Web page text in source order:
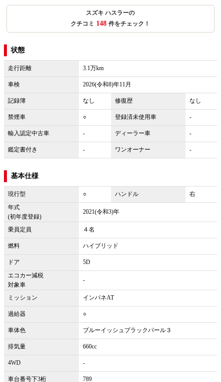
スズキ ハスラーの
クチコミ 148 件をチェック！
状態
走行距離 3.1万km
車検 2026(令和8)年11月
記録簿 なし 修復歴 なし
禁煙車 ○ 登録済未使用車 -
輸入認定中古車 - ディーラー車 -
鑑定書付き - ワンオーナー -
基本仕様
現行型 ○ ハンドル
右
年式
(初年度登録)
2021(令和3)年
乗員定員 ４名
燃料 ハイブリッド
ドア
5D
エコカー減税
対象車
-
ミッション インパネAT
過給器 ○
車体色 ブルーイッシュブラックパール３
排気量 660cc
4WD -
車台番号下3桁 789